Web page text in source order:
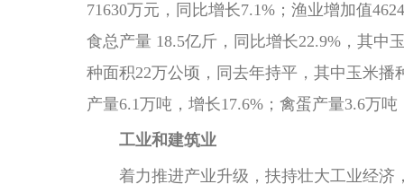
71630万元，同比增长7.1%；渔业增加值
食总产量 18.5亿斤，同比增长22.9%，其中
种面积22万公顷，同去年持平，其中玉米
产量6.1万吨，增长17.6%；禽蛋产量3.6万
工业和建筑业
着力推进产业升级，扶持壮大工业经济